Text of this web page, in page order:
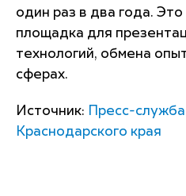
один раз в два года.
площадка для
технологий, обмена
сферах.
Источник:
Пресс-
Краснодарского края